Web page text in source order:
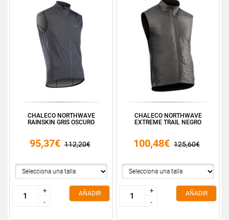
CHALECO NORTHWAVE
RAINSKIN GRIS OSCURO
95,37€ 112,20€
+
-
+
-
AÑADIR
CHALECO NORTHWAVE
EXTREME TRAIL NEGRO
100,48€ 125,60€
+
-
+
-
AÑADIR